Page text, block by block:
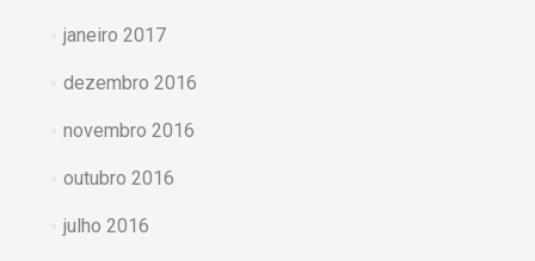
janeiro 2017
dezembro 2016
novembro 2016
outubro 2016
julho 2016